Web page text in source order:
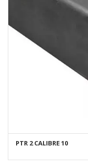
PTR 2 CALIBRE 10